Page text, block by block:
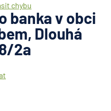
chybu
banka v obci
Dlouhá
2a